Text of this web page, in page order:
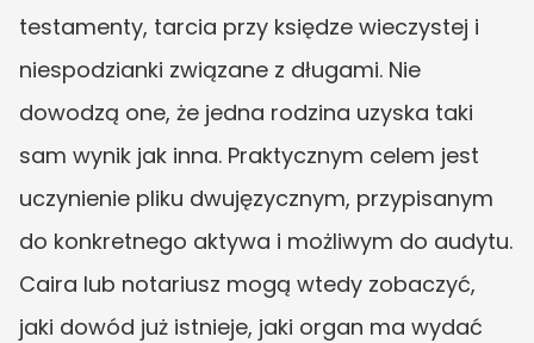
testamenty, tarcia przy księdze wieczystej i
niespodzianki związane z długami. Nie
dowodzą one, że jedna rodzina uzyska taki
sam wynik jak inna. Praktycznym celem jest
uczynienie pliku dwujęzycznym, przypisanym
do konkretnego aktywa i możliwym do audytu.
Caira lub notariusz mogą wtedy zobaczyć,
jaki dowód już istnieje, jaki organ ma wydać